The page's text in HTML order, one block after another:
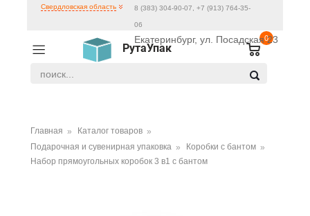
РутаУпак
0
Свердловская область 8 (383) 304-90-07, +7 (913) 764-35-
06
Екатеринбург, ул. Посадская 23
Главная
Каталог товаров
Подарочная и сувенирная упаковка
Коробки с бантом
Набор прямоугольных коробок 3 в1 с бантом